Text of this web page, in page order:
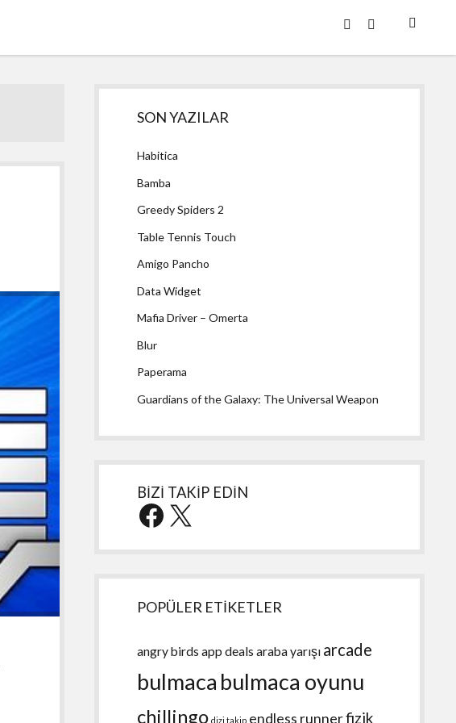
twitterfacebook
Yan
Menü
SON YAZILAR
Habitica
Bamba
Greedy Spiders 2
Table Tennis Touch
Amigo Pancho
Data Widget
Mafia Driver – Omerta
Blur
Paperama
Guardians of the Galaxy: The Universal Weapon
BİZİ TAKİP EDİN
Facebook
X
POPÜLER ETİKETLER
angry birds app deals araba yarışı arcade
bulmaca bulmaca oyunu
chillingo dizi takip endless runnerfizik